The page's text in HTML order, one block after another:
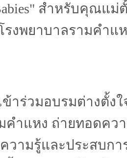
สำหรับคุณแม่
รงพยาบาลรามคำ
ร่วมอบรมต่างตั้ง
คำแหง ถ่ายทอดคว
วามรู้และประสบก